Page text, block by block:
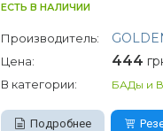
ЕСТЬ В НАЛИЧИИ
Производитель:
Цена: 444
В категории: БАДы и
Подробнее